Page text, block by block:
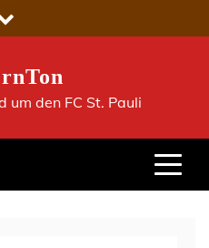
um den FC St. Pauli